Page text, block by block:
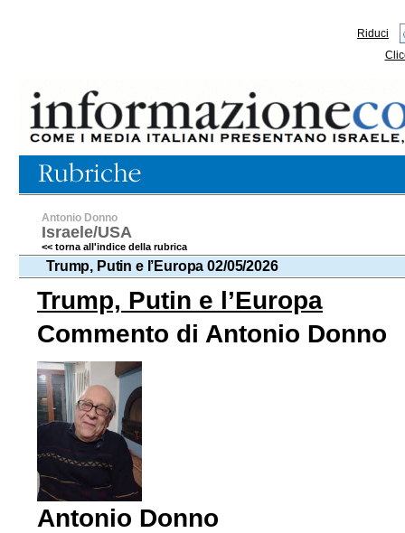
Riduci
Antonio Donno
Israele/USA
<< torna all'indice della rubrica
Trump, Putin e l’Europa 02/05/2026
Trump, Putin e l’Europa
Commento di Antonio Donno
Antonio Donno